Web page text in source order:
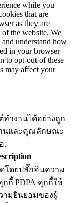
while you
that are
as they are
the website. We
understand how
in your browser
to opt-out of these
may affect your
ทำงานได้อย่างถูก
นและคุณลักษณะ
.
โดยปลั๊กอินความ
กี้ PDPA คุกกี้ใช้
ามยินยอมของผู้